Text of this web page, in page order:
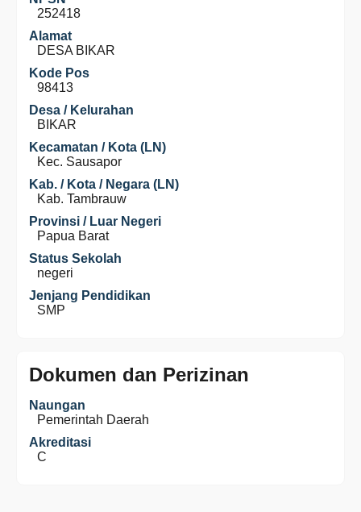
252418
Alamat
DESA BIKAR
Kode Pos
98413
Desa / Kelurahan
BIKAR
Kecamatan / Kota (LN)
Kec. Sausapor
Kab. / Kota / Negara (LN)
Kab. Tambrauw
Provinsi / Luar Negeri
Papua Barat
Status Sekolah
negeri
Jenjang Pendidikan
SMP
Dokumen dan Perizinan
Naungan
Pemerintah Daerah
Akreditasi
C